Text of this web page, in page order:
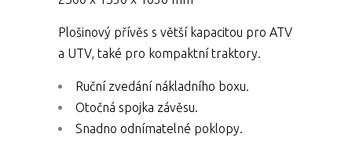
Plošinový přívěs s větší kapacitou pro ATV
a UTV, také pro kompaktní traktory.
Ruční zvedání nákladního boxu.
Otočná spojka závěsu.
Snadno odnímatelné poklopy.